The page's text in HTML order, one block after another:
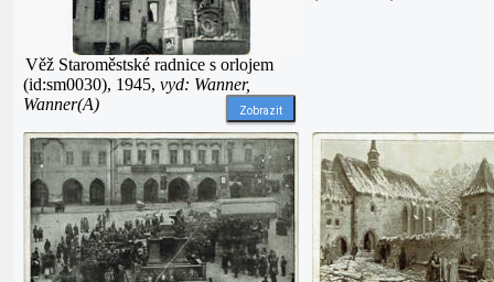
Věž Staroměstské radnice s orlojem
(id:sm0030), 1945, vyd: Wanner,
Wanner(A)
Zobrazit